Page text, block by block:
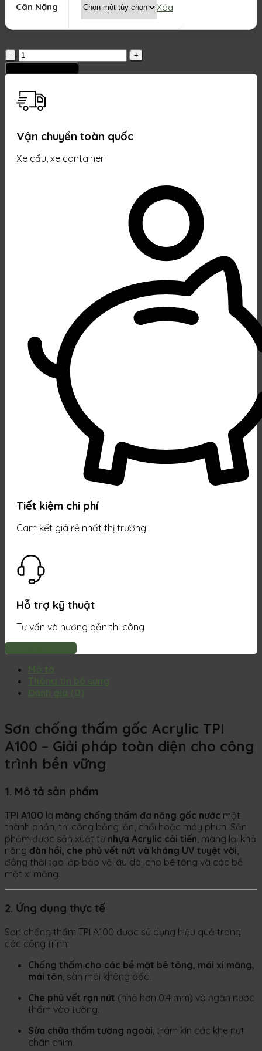
Cân Nặng Xóa
Sơn
chống
thấm
gốc
Acrylic
A100
lượng
Vận chuyển toàn quốc
Xe cẩu, xe container
Tiết kiệm chi phí
Cam kết giá rẻ nhất thị trường
Hỗ trợ kỹ thuật
Tư vấn và hướng dẫn thi công
Liên hệ đặt hàng
Mô tả
Thông tin bổ sung
Đánh giá (0)
Sơn chống thấm gốc Acrylic TPI
A100 – Giải pháp toàn diện cho công
trình bền vững
1. Mô tả sản phẩm
TPI A100 là màng chống thấm đa năng gốc nước một
thành phần, thi công bằng lăn, chổi hoặc máy phun. Sản
phẩm được sản xuất từ nhựa Acrylic cải tiến , mang lại khả
năng đàn hồi, che phủ vết nứt và kháng UV tuyệt vời
đồng thời tạo lớp bảo vệ lâu dài cho bê tông và các bề
mặt xi măng.
2. Ứng dụng thực tế
Sơn chống thấm TPI A100 được sử dụng hiệu quả trong
các công trình:
Chống thấm cho các bề mặt bê tông, mái xi măng,
mái tôn , sàn mái không dốc.
Che phủ vết rạn nứt (nhỏ hơn 0.4 mm) và ngăn nước
thấm vào tường.
Sửa chữa thấm tường ngoài , trám kín các khe nứt
chân chim.